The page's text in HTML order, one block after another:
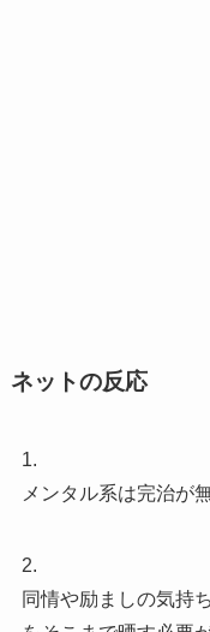
ネットの反応
1.
メンタル系は完治が
2.
同情や励ましの気持